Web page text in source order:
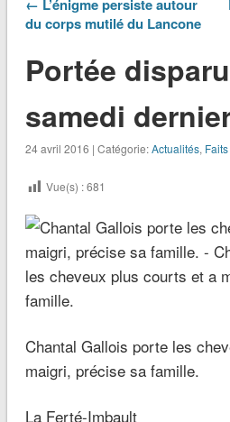
← L’énigme persiste autour
du corps mutilé du Lancone
Portée
samedi
24 avril 2016 | Catégorie:Actualités,
Vue(s) :681
Chantal Gallois porte les
maigri, précise sa famille.
La Ferté-Imbault